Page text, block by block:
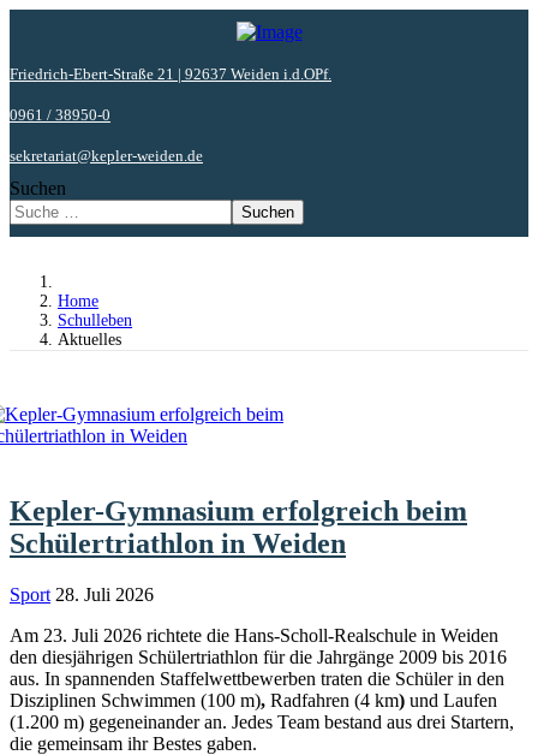
Friedrich-Ebert-Straße 21 | 92637 Weiden i.d.OPf.
0961 / 38950-0
sekretariat@kepler-weiden.de
Suchen
Suchen
Home
Schulleben
Aktuelles
Kepler-Gymnasium erfolgreich beim
Schülertriathlon in Weiden
Sport 28. Juli 2026
Am 23. Juli 2026 richtete die Hans-Scholl-Realschule in Weiden
den diesjährigen Schülertriathlon für die Jahrgänge 2009 bis 2016
aus. In spannenden Staffelwettbewerben traten die Schüler in den
Disziplinen Schwimmen (100 m), Radfahren (4 km) und Laufen
(1.200 m) gegeneinander an. Jedes Team bestand aus drei Startern,
die gemeinsam ihr Bestes gaben.